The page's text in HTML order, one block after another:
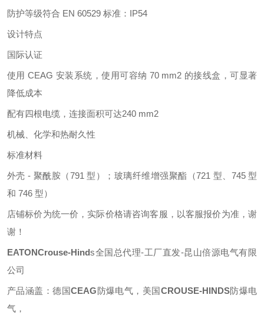
防护等级符合 EN 60529 标准：IP54
设计特点
国际认证
使用 CEAG 安装系统，使用可容纳 70 mm2 的接线盒，可显著
降低成本
配有四根电缆，连接面积可达240 mm2
机械、化学和热耐久性
标准材料
外壳 - 聚酰胺（791 型）；玻璃纤维增强聚酯（721 型、745 型
和 746 型）
店铺标价为统一价，实际价格请咨询客服，以客服报价为准，谢
谢！
EATONCrouse-Hinds全国总代理-工厂直发-昆山倍源电气有限
公司
产品涵盖：德国CEAG防爆电气，美国CROUSE-HINDS防爆电
气，